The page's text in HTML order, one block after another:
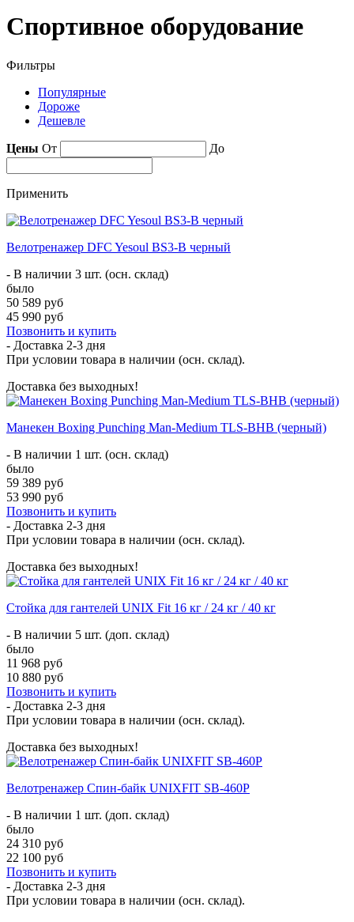
Спортивное оборудование
Фильтры
Популярные
Дороже
Дешевле
Цены От До
Применить
Велотренажер DFC Yesoul BS3-B черный
- В наличии 3 шт. (осн. склад)
было
50 589 руб
45 990 руб
Позвонить и купить
- Доставка 2-3 дня
При условии товара в наличии (осн. склад).
Доставка без выходных!
Манекен Boxing Punching Man-Medium TLS-BHB (черный)
- В наличии 1 шт. (осн. склад)
было
59 389 руб
53 990 руб
Позвонить и купить
- Доставка 2-3 дня
При условии товара в наличии (осн. склад).
Доставка без выходных!
Стойка для гантелей UNIX Fit 16 кг / 24 кг / 40 кг
- В наличии 5 шт. (доп. склад)
было
11 968 руб
10 880 руб
Позвонить и купить
- Доставка 2-3 дня
При условии товара в наличии (осн. склад).
Доставка без выходных!
Велотренажер Спин-байк UNIXFIT SB-460P
- В наличии 1 шт. (доп. склад)
было
24 310 руб
22 100 руб
Позвонить и купить
- Доставка 2-3 дня
При условии товара в наличии (осн. склад).